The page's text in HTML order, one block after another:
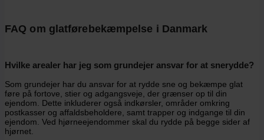
FAQ om glatførebekæmpelse i Danmark
Hvilke arealer har jeg som grundejer ansvar for at snerydde?
Som grundejer har du ansvar for at rydde sne og bekæmpe glat
føre på fortove, stier og adgangsveje, der grænser op til din
ejendom. Dette inkluderer også indkørsler, områder omkring
postkasser og affaldsbeholdere, samt trapper og indgange til din
ejendom. Ved hjørneejendommer skal du rydde på begge sider af
hjørnet.